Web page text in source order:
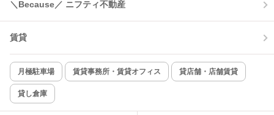
＼Because／ ニフティ不動産
賃貸
月極駐車場 賃貸事務所・賃貸オフィス 貸店舗・店舗賃貸
貸し倉庫